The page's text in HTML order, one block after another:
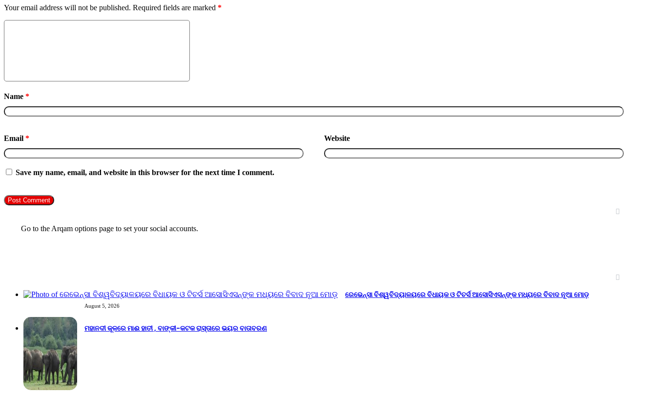
Your email address will not be published. Required fields are marked *
Name *
Email * Website
Save my name, email, and website in this browser for the next time I comment.
Go to the Arqam options page to set your social accounts.
ରେଭେନ୍ସା ବିଶ୍ୱବିଦ୍ୟାଳୟରେ ବିଧାୟକ ଓ ଟିଚର୍ସ ଆସୋସିଏସନ୍‌ଙ୍କ ମଧ୍ୟରେ ବିବାଦ ନୂଆ ମୋଡ଼
August 5, 2026
ମହାନଦୀ କୂଳରେ ମାଈ ହାତୀ , ବାଙ୍କୀ-କଟକ ରାସ୍ତାରେ ଭୟର ବାତାବରଣ